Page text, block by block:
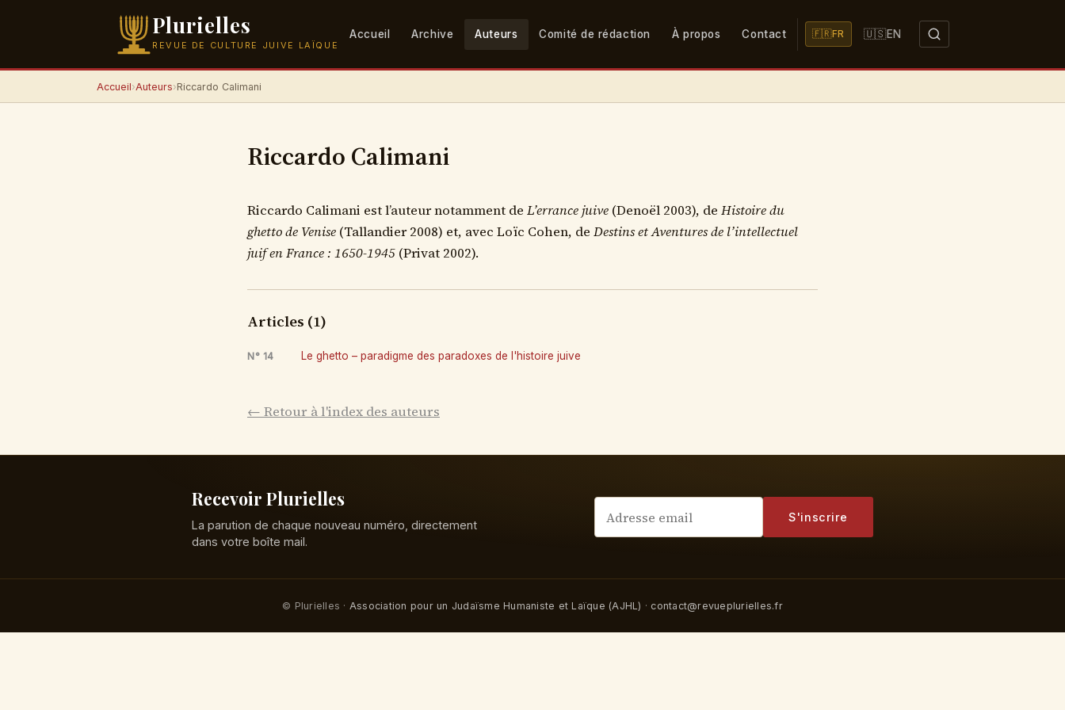
Plurielles
REVUE DE CULTURE JUIVE LAÏQUE
Accueil Archive Auteurs Comité de rédaction À propos Contact 🇫🇷FR 🇺🇸EN
Accueil›Auteurs›Riccardo Calimani
Riccardo Calimani
Riccardo Calimani est l’auteur notamment de L’errance juive (Denoël 2003), de Histoire du
ghetto de Venise (Tallandier 2008) et, avec Loïc Cohen, de Destins et Aventures de l’intellectuel
juif en France : 1650-1945 (Privat 2002).
Articles (1)
N° 14 Le ghetto – paradigme des paradoxes de l'histoire juive
← Retour à l'index des auteurs
Recevoir Plurielles
La parution de chaque nouveau numéro, directement
dans votre boîte mail.
S'inscrire
© Plurielles · Association pour un Judaïsme Humaniste et Laïque (AJHL) · contact@revueplurielles.fr